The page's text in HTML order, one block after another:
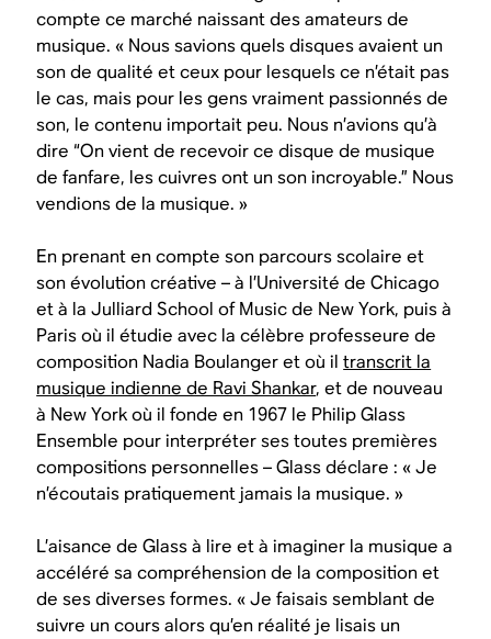
compte ce marché naissant des amateurs de
musique. « Nous savions quels disques avaient un
son de qualité et ceux pour lesquels ce n’était pas
le cas, mais pour les gens vraiment passionnés de
son, le contenu importait peu. Nous n’avions qu’à
dire “On vient de recevoir ce disque de musique
de fanfare, les cuivres ont un son incroyable.” Nous
vendions de la musique. »
En prenant en compte son parcours scolaire et
son évolution créative – à l’Université de Chicago
et à la Julliard School of Music de New York, puis à
Paris où il étudie avec la célèbre professeure de
composition Nadia Boulanger et où iltranscrit la
musique indienne de Ravi Shankar, et de nouveau
à New York où il fonde en 1967 le Philip Glass
Ensemble pour interpréter ses toutes premières
compositions personnelles – Glass déclare : « Je
n’écoutais pratiquement jamais la musique. »
L’aisance de Glass à lire et à imaginer la musique a
accéléré sa compréhension de la composition et
de ses diverses formes. « Je faisais semblant de
suivre un cours alors qu’en réalité je lisais un